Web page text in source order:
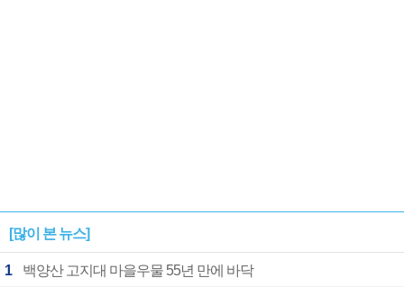
[많이 본 뉴스]
1 백양산 고지대 마을우물 55년 만에 바닥